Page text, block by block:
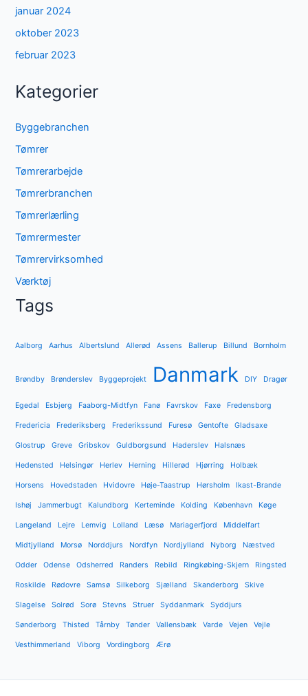
januar 2024
oktober 2023
februar 2023
Kategorier
Byggebranchen
Tømrer
Tømrerarbejde
Tømrerbranchen
Tømrerlærling
Tømrermester
Tømrervirksomhed
Værktøj
Tags
Aalborg Aarhus Albertslund Allerød Assens Ballerup Billund Bornholm
Brøndby Brønderslev Byggeprojekt Danmark DIY Dragør
Egedal Esbjerg Faaborg-Midtfyn Fanø Favrskov Faxe Fredensborg
Fredericia Frederiksberg Frederikssund Furesø Gentofte Gladsaxe
Glostrup Greve Gribskov Guldborgsund Haderslev Halsnæs
Hedensted Helsingør Herlev Herning Hillerød Hjørring Holbæk
Horsens Hovedstaden Hvidovre Høje-Taastrup Hørsholm Ikast-Brande
Ishøj Jammerbugt Kalundborg Kerteminde Kolding København Køge
Langeland Lejre Lemvig Lolland Læsø Mariagerfjord Middelfart
Midtjylland Morsø Norddjurs Nordfyn Nordjylland Nyborg Næstved
Odder Odense Odsherred Randers Rebild Ringkøbing-Skjern Ringsted
Roskilde Rødovre Samsø Silkeborg Sjælland Skanderborg Skive
Slagelse Solrød Sorø Stevns Struer Syddanmark Syddjurs
Sønderborg Thisted Tårnby Tønder Vallensbæk Varde Vejen Vejle
Vesthimmerland Viborg Vordingborg Ærø